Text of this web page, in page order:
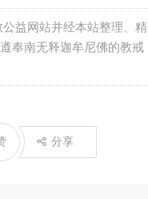
益网站并经本站整理、
奉南无释迦牟尼佛的教
分享